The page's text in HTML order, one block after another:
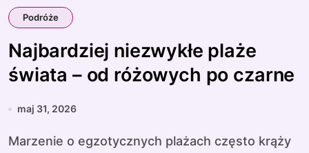
Podróże
Najbardziej niezwykłe plaże
świata – od różowych po czarne
maj 31, 2026
Marzenie o egzotycznych plażach często krąży